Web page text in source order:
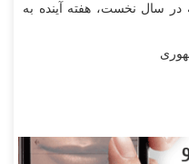
در سال نخست، هفته آینده به